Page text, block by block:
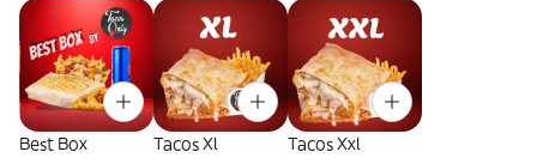
Best Box Tacos Xl Tacos Xxl